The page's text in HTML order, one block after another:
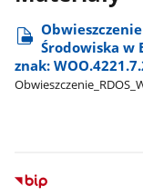
Środowiska w
znak: